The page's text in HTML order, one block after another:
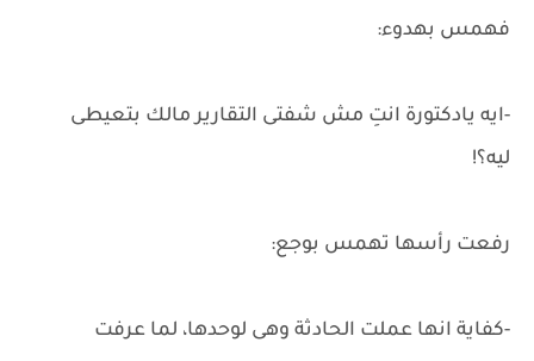
فهمس بهدوء:
-ايه يادكتورة انتِ مش شفتى التقارير مالك بتعيطى
ليه؟!
رفعت رأسها تهمس بوجع:
-كفاية انها عملت الحادثة وهى لوحدها، لما عرفت